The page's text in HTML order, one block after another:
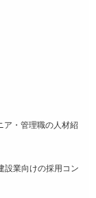
ア・管理職の人材紹
設業向けの採用コン